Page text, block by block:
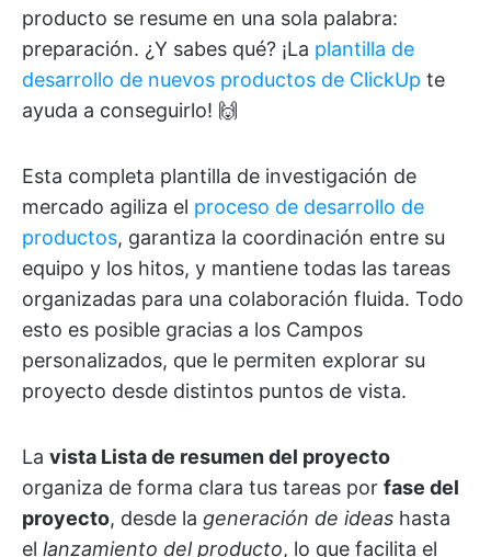
producto se resume en una sola palabra:
preparación. ¿Y sabes qué? ¡La plantilla de
desarrollo de nuevos productos de ClickUp te
ayuda a conseguirlo! 🙌
Esta completa plantilla de investigación de
mercado agiliza el proceso de desarrollo de
productos, garantiza la coordinación entre su
equipo y los hitos, y mantiene todas las tareas
organizadas para una colaboración fluida. Todo
esto es posible gracias a los Campos
personalizados, que le permiten explorar su
proyecto desde distintos puntos de vista.
La vista Lista de resumen del proyecto
organiza de forma clara tus tareas por fase del
proyecto, desde la generación de ideas hasta
el lanzamiento del producto, lo que facilita el